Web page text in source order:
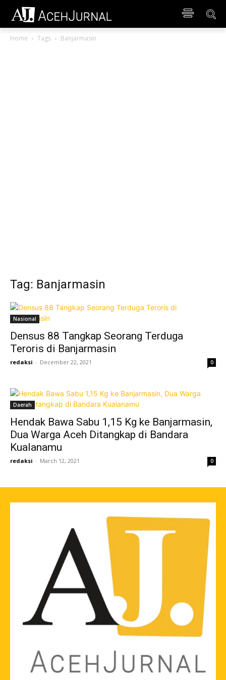
Home Tags Banjarmasin
Tag: Banjarmasin
Nasional
Densus 88 Tangkap Seorang Terduga
Teroris di Banjarmasin
redaksi - December 22, 2021 0
Daerah
Hendak Bawa Sabu 1,15 Kg ke Banjarmasin,
Dua Warga Aceh Ditangkap di Bandara
Kualanamu
redaksi - March 12, 2021 0